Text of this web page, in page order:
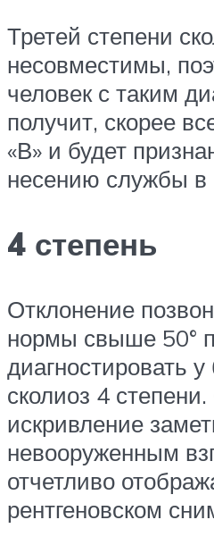
Третей степени
несовместимы,
человек с таким
получит, скорее
«В» и будет
несению службы в
4 степень
Отклонение
нормы свыше 50°
диагностировать у
сколиоз 4
искривление
невооруженным
отчетливо
рентгеновском